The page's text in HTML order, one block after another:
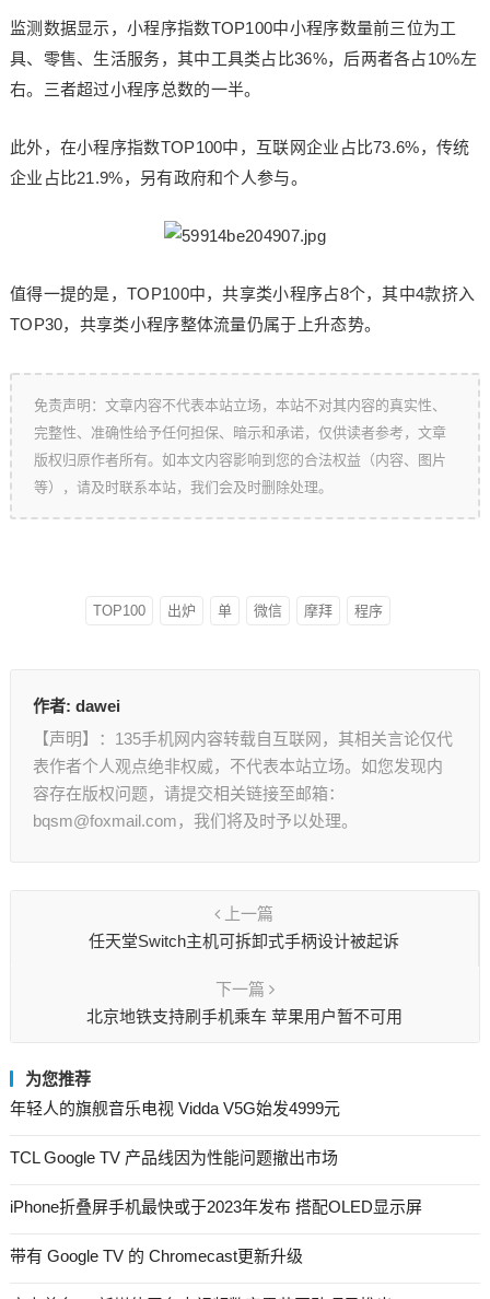
监测数据显示，小程序指数TOP100中小程序数量前三位为工
具、零售、生活服务，其中工具类占比36%，后两者各占10%左
右。三者超过小程序总数的一半。
此外，在小程序指数TOP100中，互联网企业占比73.6%，传统
企业占比21.9%，另有政府和个人参与。
值得一提的是，TOP100中，共享类小程序占8个，其中4款挤入
TOP30，共享类小程序整体流量仍属于上升态势。
免责声明：文章内容不代表本站立场，本站不对其内容的真实性、
完整性、准确性给予任何担保、暗示和承诺，仅供读者参考，文章
版权归原作者所有。如本文内容影响到您的合法权益（内容、图片
等），请及时联系本站，我们会及时删除处理。
TOP100 出炉 单 微信 摩拜 程序
作者: dawei
【声明】：135手机网内容转载自互联网，其相关言论仅代
表作者个人观点绝非权威，不代表本站立场。如您发现内
容存在版权问题，请提交相关链接至邮箱：
bqsm@foxmail.com，我们将及时予以处理。
上一篇
任天堂Switch主机可拆卸式手柄设计被起诉
下一篇
北京地铁支持刷手机乘车 苹果用户暂不可用
为您推荐
年轻人的旗舰音乐电视 Vidda V5G始发4999元
TCL Google TV 产品线因为性能问题撤出市场
iPhone折叠屏手机最快或于2023年发布 搭配OLED显示屏
带有 Google TV 的 Chromecast更新升级